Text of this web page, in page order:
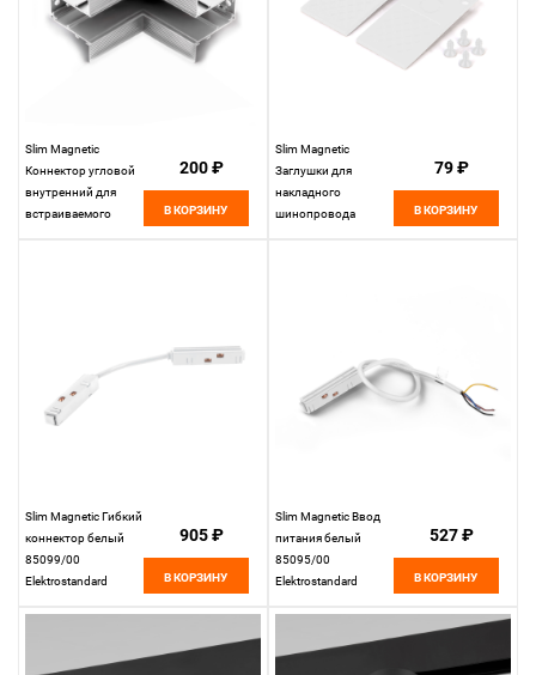
Slim Magnetic
Коннектор угловой
внутренний для
встраиваемого
200 ₽
В КОРЗИНУ
Slim Magnetic
Заглушки для
накладного
шинопровода
79 ₽
В КОРЗИНУ
Slim Magnetic Гибкий
коннектор белый
85099/00
Elektrostandard
905 ₽
В КОРЗИНУ
Slim Magnetic Ввод
питания белый
85095/00
Elektrostandard
527 ₽
В КОРЗИНУ